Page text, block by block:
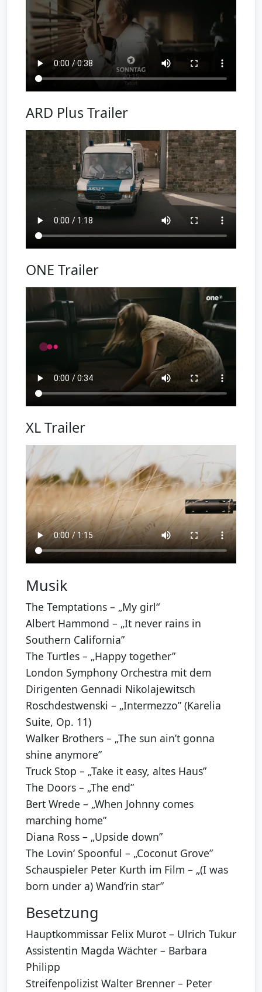
ARD Plus Trailer
ONE Trailer
XL Trailer
Musik
The Temptations – „My girl“
Albert Hammond – „It never rains in
Southern California”
The Turtles – „Happy together”
London Symphony Orchestra mit dem
Dirigenten Gennadi Nikolajewitsch
Roschdestwenski – „Intermezzo” (Karelia
Suite, Op. 11)
Walker Brothers – „The sun ain’t gonna
shine anymore”
Truck Stop – „Take it easy, altes Haus”
The Doors – „The end”
Bert Wrede – „When Johnny comes
marching home”
Diana Ross – „Upside down”
The Lovin‘ Spoonful – „Coconut Grove”
Schauspieler Peter Kurth im Film – „(I was
born under a) Wand’rin star”
Besetzung
Hauptkommissar Felix Murot – Ulrich Tukur
Assistentin Magda Wächter – Barbara
Philipp
Streifenpolizist Walter Brenner – Peter